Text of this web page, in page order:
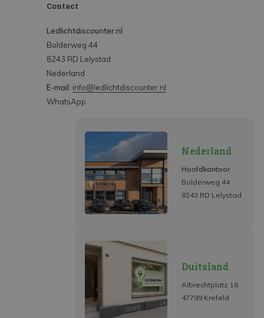
Contact
Ledlichtdiscounter.nl
Bolderweg 44
8243 RD Lelystad
Nederland
E-mail: info@ledlichtdiscounter.nl
WhatsApp
Nederland
Hoofdkantoor
Bolderweg 44
8243 RD Lelystad
Duitsland
Albrechtplatz 16
47799 Krefeld